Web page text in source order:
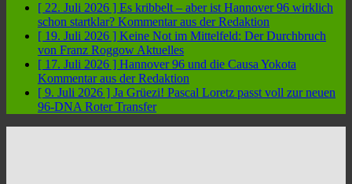
[ 22. Juli 2026 ] Es kribbelt – aber ist Hannover 96 wirklich
schon startklar? Kommentar aus der Redaktion
[ 19. Juli 2026 ] Keine Not im Mittelfeld: Der Durchbruch
von Franz Roggow Aktuelles
[ 17. Juli 2026 ] Hannover 96 und die Causa Yokota
Kommentar aus der Redaktion
[ 9. Juli 2026 ] Ja Grüezi! Pascal Loretz passt voll zur neuen
96-DNA Roter Transfer